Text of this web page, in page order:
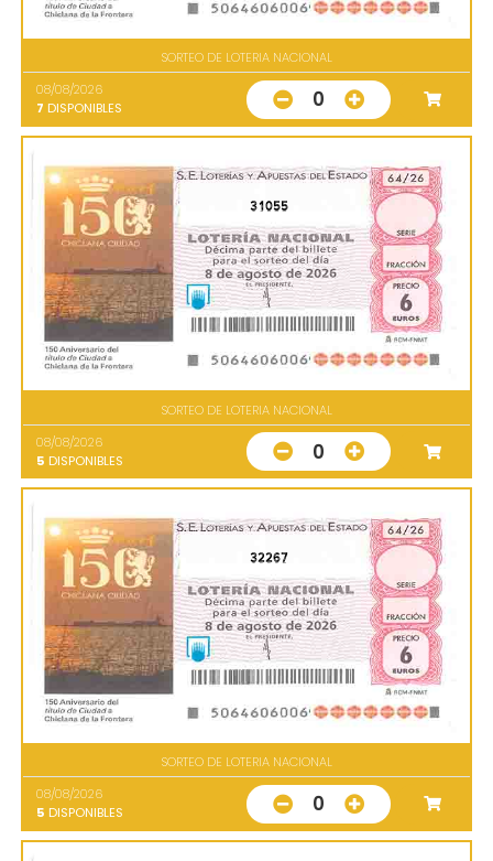
SORTEO DE LOTERIA NACIONAL
08/08/2026
7 DISPONIBLES 0
31055
SORTEO DE LOTERIA NACIONAL
08/08/2026
5 DISPONIBLES 0
32267
SORTEO DE LOTERIA NACIONAL
08/08/2026
5 DISPONIBLES 0